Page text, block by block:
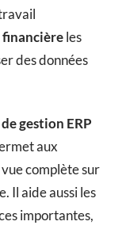
financièreles
des données
gestion ERP
aux
complète sur
Il aide aussi les
importantes,